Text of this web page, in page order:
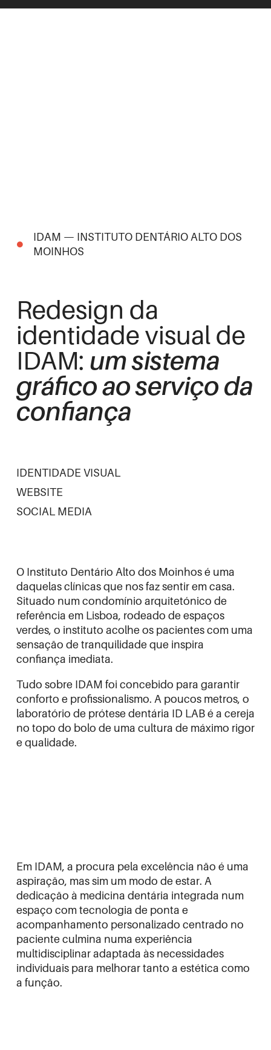
IDAM — INSTITUTO DENTÁRIO ALTO DOS
MOINHOS
Redesign da
identidade visual de
IDAM: um sistema
gráfico ao serviço da
confiança
IDENTIDADE VISUAL
WEBSITE
SOCIAL MEDIA
O Instituto Dentário Alto dos Moinhos é uma
daquelas clínicas que nos faz sentir em casa.
Situado num condomínio arquitetónico de
referência em Lisboa, rodeado de espaços
verdes, o instituto acolhe os pacientes com uma
sensação de tranquilidade que inspira
confiança imediata.
Tudo sobre IDAM foi concebido para garantir
conforto e profissionalismo. A poucos metros, o
laboratório de prótese dentária ID LAB é a cereja
no topo do bolo de uma cultura de máximo rigor
e qualidade.
Em IDAM, a procura pela excelência não é uma
aspiração, mas sim um modo de estar. A
dedicação à medicina dentária integrada num
espaço com tecnologia de ponta e
acompanhamento personalizado centrado no
paciente culmina numa experiência
multidisciplinar adaptada às necessidades
individuais para melhorar tanto a estética como
a função.